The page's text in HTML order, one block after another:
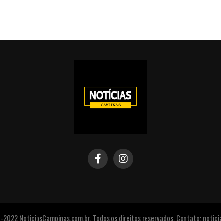
NoticiasCampinas.com.br. Todos os direitos reservados. Contato: